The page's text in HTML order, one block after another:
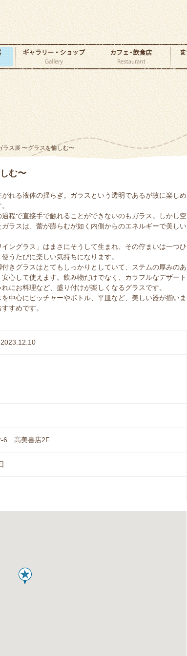
ラス展 〜グラスを愉しむ〜
む〜
れる液体の揺らぎ。ガラスという透明であるが故に楽しめ
程で直接手で触れることができないのもガラス。しかし空
ラスは、蕾が膨らむが如く内側からのエネルギーで美しい
ングラス」はまさにそうして生まれ、その佇まいは一つひ
うたびに楽しい気持ちになります。
きグラスはとてもしっかりとしていて、ステムの厚みのあ
心して使えます。飲み物だけでなく、カラフルなデザート
にお料理など、盛り付けが楽しくなるグラスです。
中心にピッチャーやボトル、平皿など、美しい器が揃いま
すめです。
6 高美書店2F